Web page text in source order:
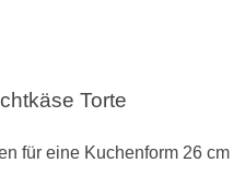
Torte
für eine Kuchenform 26 cm